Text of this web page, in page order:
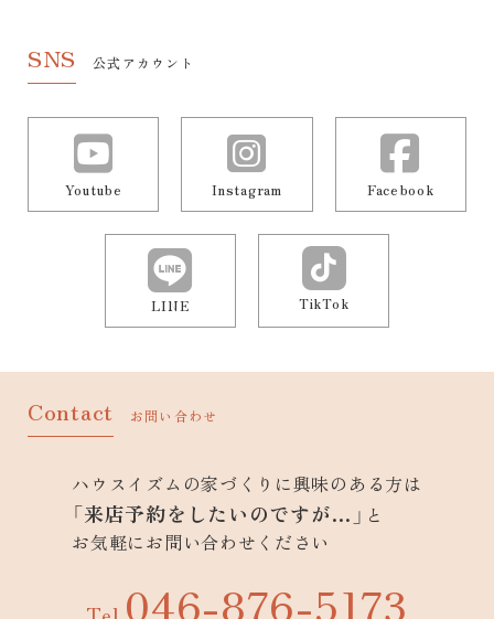
SNS 公式アカウント
Youtube Instagram Facebook
LINE TikTok
Contact お問い合わせ
ハウスイズムの家づくりに興味のある方は
「来店予約をしたいのですが…」 と
お気軽にお問い合わせください
046-876-5173